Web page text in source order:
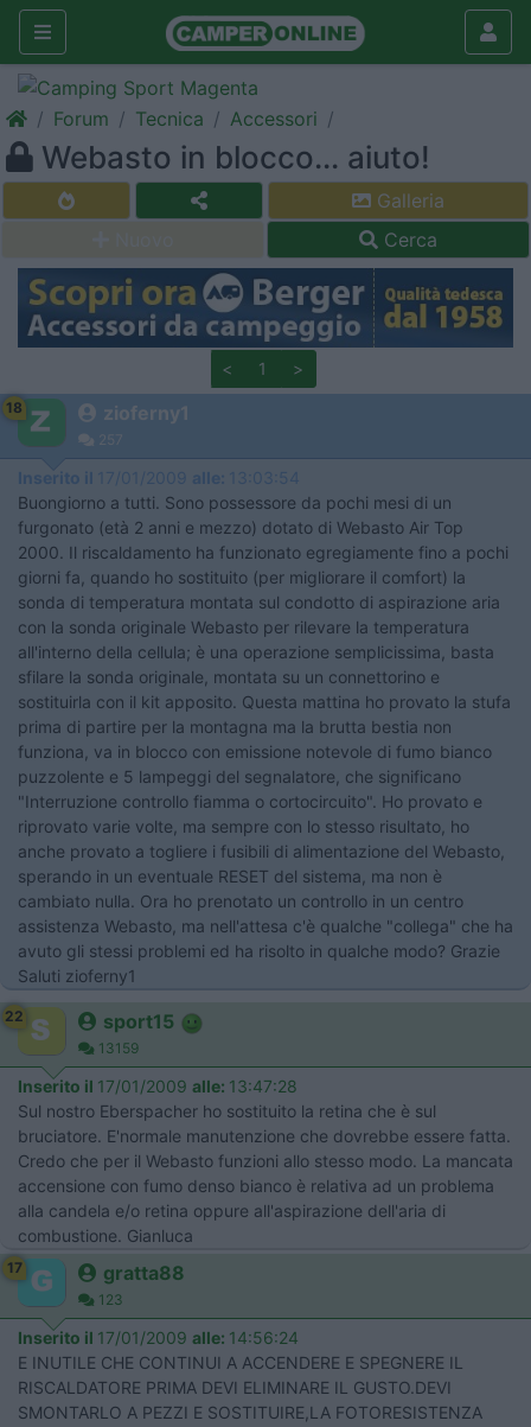
Forum Tecnica Accessori
Webasto in blocco... aiuto!
Galleria
Cerca
< 1 >
18 zioferny1
257
Inserito il 17/01/2009 alle: 13:03:54
Buongiorno a tutti. Sono possessore da pochi mesi di un
furgonato (età 2 anni e mezzo) dotato di Webasto Air Top
2000. Il riscaldamento ha funzionato egregiamente fino a pochi
giorni fa, quando ho sostituito (per migliorare il comfort) la
sonda di temperatura montata sul condotto di aspirazione aria
con la sonda originale Webasto per rilevare la temperatura
all'interno della cellula; è una operazione semplicissima, basta
sfilare la sonda originale, montata su un connettorino e
sostituirla con il kit apposito. Questa mattina ho provato la stufa
prima di partire per la montagna ma la brutta bestia non
funziona, va in blocco con emissione notevole di fumo bianco
puzzolente e 5 lampeggi del segnalatore, che significano
"Interruzione controllo fiamma o cortocircuito". Ho provato e
riprovato varie volte, ma sempre con lo stesso risultato, ho
anche provato a togliere i fusibili di alimentazione del Webasto,
sperando in un eventuale RESET del sistema, ma non è
cambiato nulla. Ora ho prenotato un controllo in un centro
assistenza Webasto, ma nell'attesa c'è qualche "collega" che ha
avuto gli stessi problemi ed ha risolto in qualche modo? Grazie
Saluti zioferny1
22 sport15
13159
Inserito il 17/01/2009 alle: 13:47:28
Sul nostro Eberspacher ho sostituito la retina che è sul
bruciatore. E'normale manutenzione che dovrebbe essere fatta.
Credo che per il Webasto funzioni allo stesso modo. La mancata
accensione con fumo denso bianco è relativa ad un problema
alla candela e/o retina oppure all'aspirazione dell'aria di
combustione. Gianluca
17 gratta88
123
Inserito il 17/01/2009 alle: 14:56:24
E INUTILE CHE CONTINUI A ACCENDERE E SPEGNERE IL
RISCALDATORE PRIMA DEVI ELIMINARE IL GUSTO.DEVI
SMONTARLO A PEZZI E SOSTITUIRE,LA FOTORESISTENZA